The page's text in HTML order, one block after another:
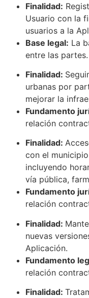
Finalidad:
Usuario con la
usuarios a la
Base legal: La
entre las partes.
Finalidad:
urbanas por
mejorar la
Fundamento
relación
​​Finalidad:
con el
incluyendo
vía pública,
Fundamento
relación
Finalidad:
nuevas
Aplicación.
Fundamento
relación
Finalidad: